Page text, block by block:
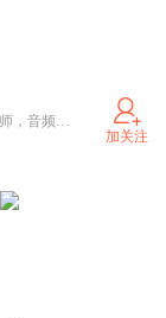
实名信息：钟华，北京邮电大学人文学院教师，音频合作：私信。制作古籍原文朗读5000小时，计划到2040年完成24史全文朗读。
加关注